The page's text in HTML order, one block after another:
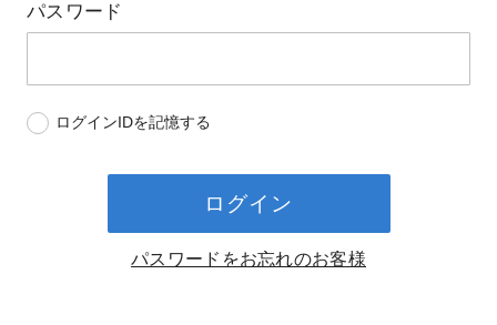
パスワード
ログインIDを記憶する
ログイン
パスワードをお忘れのお客様